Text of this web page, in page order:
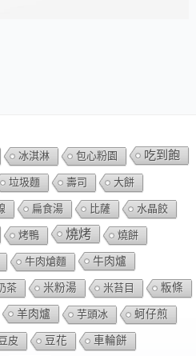
冰淇淋 包心粉園 吃到飽
垃圾麵 壽司 大餅
扁食湯 比薩 水晶餃
烤鴨 燒烤 燒餅
牛肉熗麵 牛肉爐
茶 米粉湯 米苔目 粄條
羊肉爐 芋頭冰 蚵仔煎
皮 豆花 車輪餅